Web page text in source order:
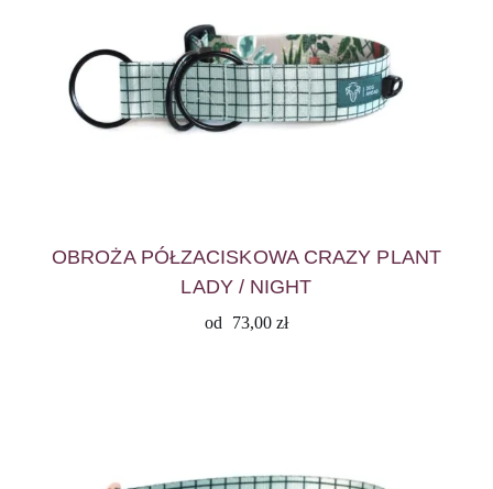
OBROŻA PÓŁZACISKOWA CRAZY PLANT
LADY / NIGHT
od 73,00 zł